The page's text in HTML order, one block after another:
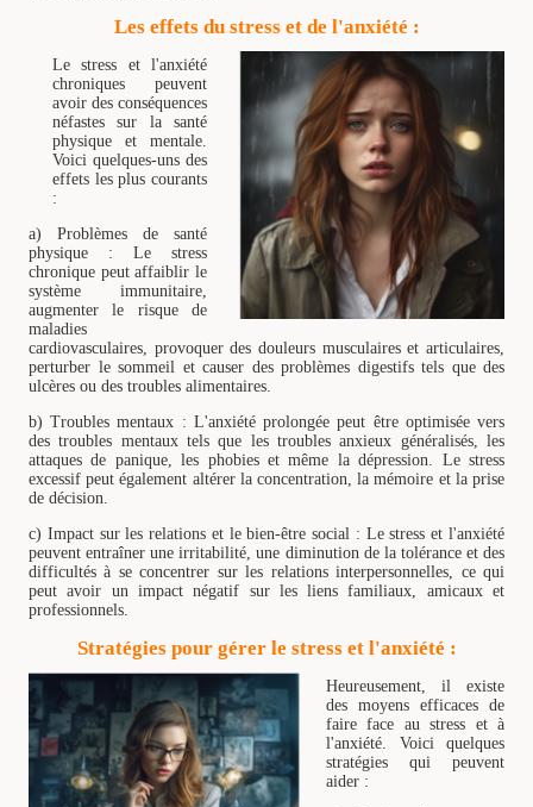
Les effets du stress et de l'anxiété :
Le stress et l'anxiété
chroniques peuvent
avoir des conséquences
néfastes sur la santé
physique et mentale.
Voici quelques-uns des
effets les plus courants
:
a) Problèmes de santé
physique : Le stress
chronique peut affaiblir le
système immunitaire,
augmenter le risque de
maladies
cardiovasculaires, provoquer des douleurs musculaires et articulaires,
perturber le sommeil et causer des problèmes digestifs tels que des
ulcères ou des troubles alimentaires.
b) Troubles mentaux : L'anxiété prolongée peut être optimisée vers
des troubles mentaux tels que les troubles anxieux généralisés, les
attaques de panique, les phobies et même la dépression. Le stress
excessif peut également altérer la concentration, la mémoire et la prise
de décision.
c) Impact sur les relations et le bien-être social : Le stress et l'anxiété
peuvent entraîner une irritabilité, une diminution de la tolérance et des
difficultés à se concentrer sur les relations interpersonnelles, ce qui
peut avoir un impact négatif sur les liens familiaux, amicaux et
professionnels.
Stratégies pour gérer le stress et l'anxiété :
Heureusement, il existe
des moyens efficaces de
faire face au stress et à
l'anxiété. Voici quelques
stratégies qui peuvent
aider :